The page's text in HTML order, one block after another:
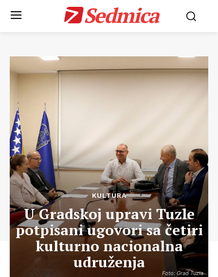
Sedmica
Foto: Grad Tuzla
KULTURA
U Gradskoj upravi Tuzle
potpisani ugovori sa četiri
kulturno nacionalna
udruženja